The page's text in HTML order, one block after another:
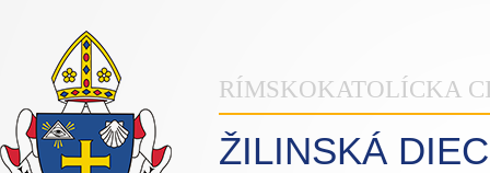
RÍMSKOKATOLÍCKA
ŽILINSKÁ